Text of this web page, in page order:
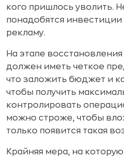
кого пришлось уволить.
понадобятся
рекламу.
На этапе
должен иметь четкое
что заложить бюджет и
чтобы получить
контролировать
можно строже, чтобы
только появится такая
Крайняя мера, на